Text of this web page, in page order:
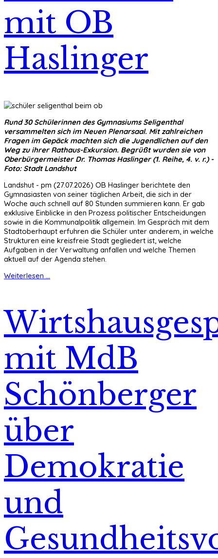
mit OB
Haslinger
Rund 30 Schülerinnen des Gymnasiums Seligenthal
versammelten sich im Neuen Plenarsaal. Mit zahlreichen
Fragen im Gepäck machten sich die Jugendlichen auf den
Weg zu ihrer Rathaus-Exkursion. Begrüßt wurden sie von
Oberbürgermeister Dr. Thomas Haslinger (1. Reihe, 4. v. r.) -
Foto: Stadt Landshut
Landshut - pm (27.07.2026) OB Haslinger berichtete den
Gymnasiasten von seiner täglichen Arbeit, die sich in der
Woche auch schnell auf 80 Stunden summieren kann. Er gab
exklusive Einblicke in den Prozess politischer Entscheidungen
sowie in die Kommunalpolitik allgemein. Im Gespräch mit dem
Stadtoberhaupt erfuhren die Schüler unter anderem, in welche
Strukturen eine kreisfreie Stadt gegliedert ist, welche
Aufgaben in der Verwaltung anfallen und welche Themen
aktuell auf der Agenda stehen.
Weiterlesen ...
mit MdB
Schönberger
über
Demokratie
und